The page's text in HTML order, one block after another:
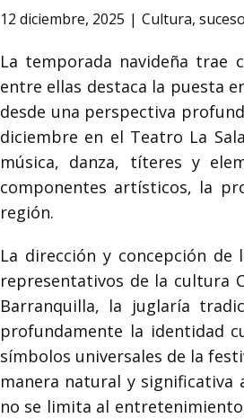
12 diciembre, 2025 Cultura,
La temporada navideña trae
entre ellas destaca la puesta
desde una perspectiva
diciembre en el Teatro La
música, danza, títeres y
componentes artísticos, la
región.
La dirección y concepción
representativos de la cultura
Barranquilla, la juglaría
profundamente la identidad
símbolos universales de la
manera natural y significativa
no se limita al